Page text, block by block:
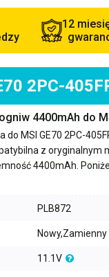
12
2PC-
4400mAh do
do MSI GE70 2PC-
z oryginalnym
4400mAh .
PLB872
Nowy,Zamienny
11.1V